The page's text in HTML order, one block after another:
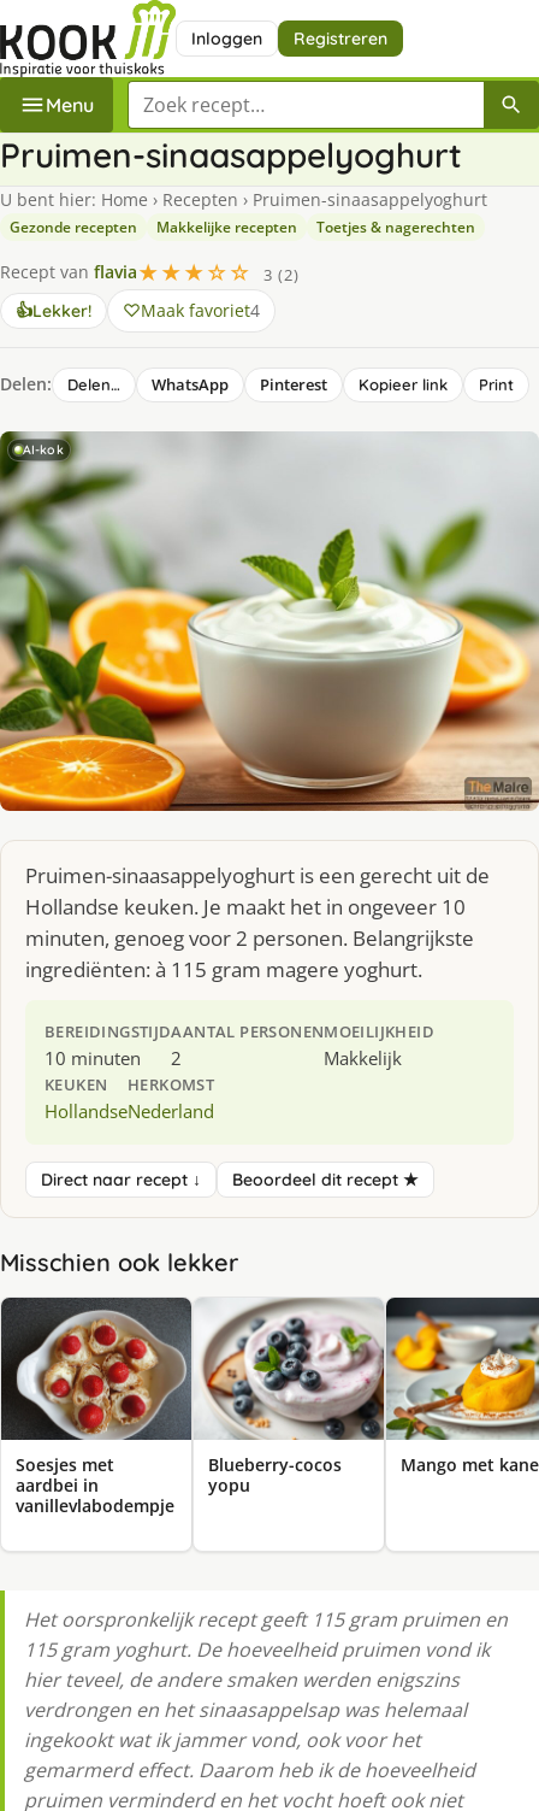
Inloggen Registreren
Menu Zoek een recept
Pruimen-sinaasappelyoghurt
U bent hier: Home › Recepten › Pruimen-sinaasappelyoghurt
Gezonde recepten Makkelijke recepten Toetjes & nagerechten
Recept van flavia★★★☆☆
3 (2)
👍Lekker! Maak favoriet4
Delen: Delen… WhatsApp Pinterest Kopieer link Print
AI-kok
Pruimen-sinaasappelyoghurt is een gerecht uit de
Hollandse keuken. Je maakt het in ongeveer 10
minuten, genoeg voor 2 personen. Belangrijkste
ingrediënten: à 115 gram magere yoghurt.
BEREIDINGSTIJD
10 minuten
AANTAL PERSONEN
2
MOEILIJKHEID
Makkelijk
KEUKEN
Hollandse
HERKOMST
Nederland
Direct naar recept ↓ Beoordeel dit recept ★
Misschien ook lekker
Soesjes met
aardbei in
vanillevlabodempje
Blueberry-cocos
yopu
Mango met
Het oorspronkelijk recept geeft 115 gram pruimen en
115 gram yoghurt. De hoeveelheid pruimen vond ik
hier teveel, de andere smaken werden enigszins
verdrongen en het sinaasappelsap was helemaal
ingekookt wat ik jammer vond, ook voor het
gemarmerd effect. Daarom heb ik de hoeveelheid
pruimen verminderd en het vocht hoeft ook niet